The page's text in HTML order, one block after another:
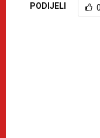
PODIJELI 0